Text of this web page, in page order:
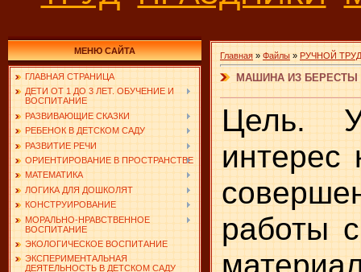
МЕНЮ САЙТА
ГЛАВНАЯ СТРАНИЦА
ДЕТИ ОТ 1 ДО 3 ЛЕТ. ОБУЧЕНИЕ И
ВОСПИТАНИЕ
РАЗВИВАЮЩИЕ СКАЗКИ
РЕБЕНОК В ДЕТСКОМ САДУ
РАЗВИТИЕ РЕЧИ
ОРИЕНТИРОВАНИЕ В ПРОСТРАНСТВЕ
МАТЕМАТИКА
ЛОГИКА ДЛЯ ДОШКОЛЯТ
КОНСТРУИРОВАНИЕ
МОРАЛЬНО-НРАВСТВЕННОЕ
ВОСПИТАНИЕ
ЭКОЛОГИЧЕСКОЕ ВОСПИТАНИЕ
ЭКСПЕРИМЕНТАЛЬНАЯ
ДЕЯТЕЛЬНОСТЬ В ДЕТСКОМ САДУ
Главная » Файлы » РУЧНОЙ ТРУД
МАШИНА ИЗ БЕРЕСТЫ
Цель.
интерес
работы